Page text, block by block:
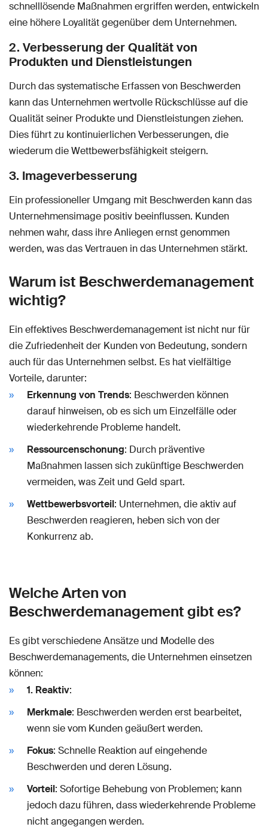
schnelllösende Maßnahmen ergriffen werden, entwickeln
eine höhere Loyalität gegenüber dem Unternehmen.
2. Verbesserung der Qualität von
Produkten und Dienstleistungen
Durch das systematische Erfassen von Beschwerden
kann das Unternehmen wertvolle Rückschlüsse auf die
Qualität seiner Produkte und Dienstleistungen ziehen.
Dies führt zu kontinuierlichen Verbesserungen, die
wiederum die Wettbewerbsfähigkeit steigern.
3. Imageverbesserung
Ein professioneller Umgang mit Beschwerden kann das
Unternehmensimage positiv beeinflussen. Kunden
nehmen wahr, dass ihre Anliegen ernst genommen
werden, was das Vertrauen in das Unternehmen stärkt.
Warum ist Beschwerdemanagement
wichtig?
Ein effektives Beschwerdemanagement ist nicht nur für
die Zufriedenheit der Kunden von Bedeutung, sondern
auch für das Unternehmen selbst. Es hat vielfältige
Vorteile, darunter:
Erkennung von Trends: Beschwerden können
darauf hinweisen, ob es sich um Einzelfälle oder
wiederkehrende Probleme handelt.
Ressourcenschonung: Durch präventive
Maßnahmen lassen sich zukünftige Beschwerden
vermeiden, was Zeit und Geld spart.
Wettbewerbsvorteil: Unternehmen, die aktiv auf
Beschwerden reagieren, heben sich von der
Konkurrenz ab.
Welche Arten von
Beschwerdemanagement gibt es?
Es gibt verschiedene Ansätze und Modelle des
Beschwerdemanagements, die Unternehmen einsetzen
können:
1. Reaktiv:
Merkmale: Beschwerden werden erst bearbeitet,
wenn sie vom Kunden geäußert werden.
Fokus: Schnelle Reaktion auf eingehende
Beschwerden und deren Lösung.
Vorteil: Sofortige Behebung von Problemen; kann
jedoch dazu führen, dass wiederkehrende Probleme
nicht angegangen werden.